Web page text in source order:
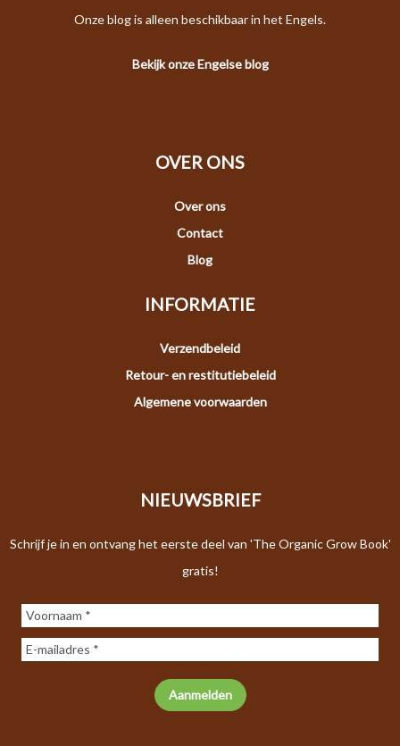
Onze blog is alleen beschikbaar in het Engels.
Bekijk onze Engelse blog
OVER ONS
Over ons
Contact
Blog
INFORMATIE
Verzendbeleid
Retour- en restitutiebeleid
Algemene voorwaarden
NIEUWSBRIEF
Schrijf je in en ontvang het eerste deel van 'The Organic Grow Book'
gratis!